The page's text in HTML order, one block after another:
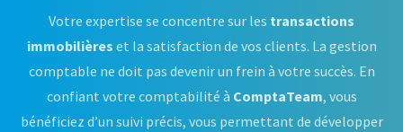
Votre expertise se concentre sur les transactions
immobilières et la satisfaction de vos clients. La gestion
comptable ne doit pas devenir un frein à votre succès. En
confiant votre comptabilité à ComptaTeam, vous
bénéficiez d’un suivi précis, vous permettant de développer